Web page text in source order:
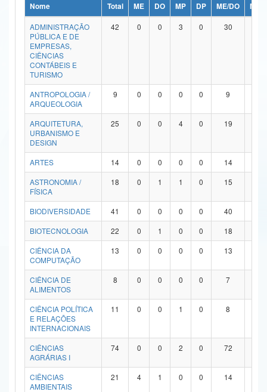
Ministério da Ciência, Tecnologia, Inovações e Comunicações
Ministério do Meio Ambiente
Ministério do Turismo
Ministério do Desenvolvimento Regional
Controladoria-Geral da União
Ministério da Mulher, da Família e dos Direitos Humanos
Secretaria de Governo
Advocacia-Geral da União
Banco Central do Brasil
Nome Total ME DO MP DP ME/DO
MP/
ADMINISTRAÇÃO
PÚBLICA E DE
EMPRESAS,
CIÊNCIAS
CONTÁBEIS E
TURISMO
42 0 0 3 0 30
ANTROPOLOGIA /
ARQUEOLOGIA
9 0 0 0 0 9
ARQUITETURA,
URBANISMO E
DESIGN
25 0 0 4 0 19
ARTES 14 0 0 0 0 14
ASTRONOMIA /
FÍSICA
18 0 1 1 0 15
BIODIVERSIDADE 41 0 0 0 0 40
BIOTECNOLOGIA
22 0 1 0 0 18
CIÊNCIA DA
COMPUTAÇÃO
13 0 0 0 0 13
CIÊNCIA DE
ALIMENTOS
8 0 0 0 0 7
CIÊNCIA POLÍTICA
E RELAÇÕES
INTERNACIONAIS
11 0 0 1 0 8
CIÊNCIAS
AGRÁRIAS I
74 0 0 2 0 72
CIÊNCIAS
AMBIENTAIS
21 4 1 0 0 14